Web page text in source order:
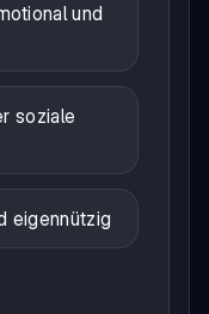
und
soziale
eigennützig